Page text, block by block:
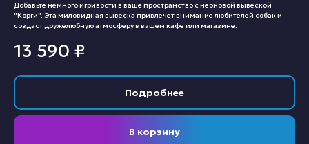
Добавьте немного игривости в ваше пространство с неоновой вывеской
"Корги". Эта миловидная вывеска привлечет внимание любителей собак и
создаст дружелюбную атмосферу в вашем кафе или магазине.
13 590 ₽
Подробнее
В корзину